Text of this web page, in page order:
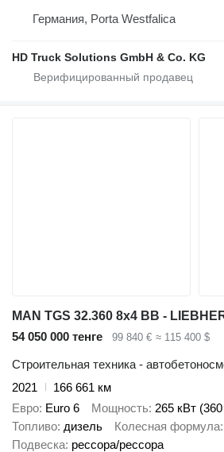
Германия, Porta Westfalica
HD Truck Solutions GmbH & Co. KG
MAN TGS 32.360 8x4 BB -
54 050 000 тенге
99 840 € ≈ 115 400 $
Строительная техника -
2021
166 661 км
Евро Euro 6 Мощность 265 кВт
Топливо дизель Колесная формула
Подвеска рессора/рессора